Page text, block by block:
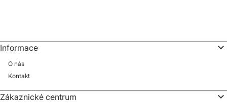
Informace
O nás
Kontakt
Zákaznické centrum